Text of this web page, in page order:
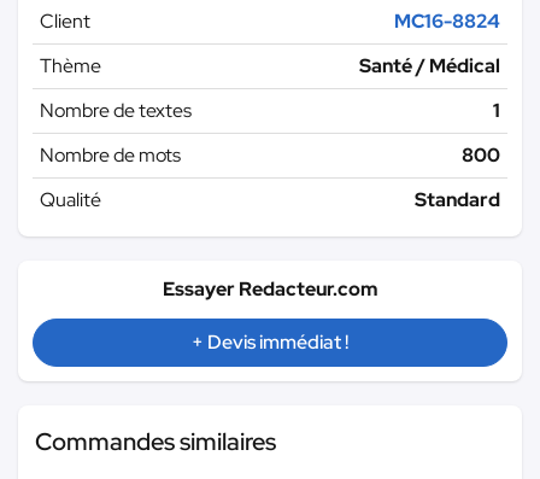
Client
MC16-8824
Thème
Santé / Médical
Nombre de textes
1
Nombre de mots
800
Qualité
Standard
Essayer Redacteur.com
+ Devis immédiat !
Commandes similaires